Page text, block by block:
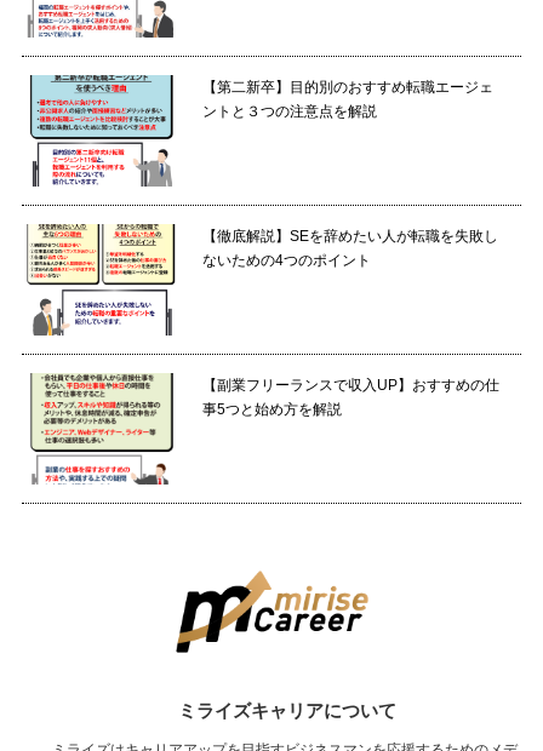
【第二新卒】目的別のおすすめ転職エージェ
ントと３つの注意点を解説
【徹底解説】SEを辞めたい人が転職を失敗し
ないための4つのポイント
【副業フリーランスで収入UP】おすすめの仕
事5つと始め方を解説
ミライズキャリアについて